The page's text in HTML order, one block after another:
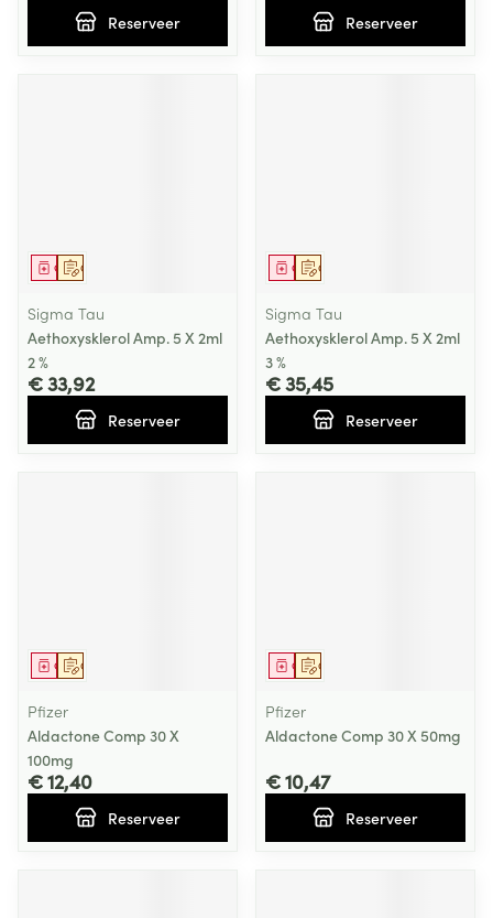
Reserveer Reserveer
Op voorschrift
Geneesmiddel
Sigma Tau
Aethoxysklerol Amp. 5 X 2ml
2 %
€ 33,92
Reserveer
Op voorschrift
Geneesmiddel
Sigma Tau
Aethoxysklerol Amp. 5 X 2ml
3 %
€ 35,45
Reserveer
Op voorschrift
Geneesmiddel
Pfizer
Aldactone Comp 30 X
100mg
€ 12,40
Reserveer
Op voorschrift
Geneesmiddel
Pfizer
Aldactone Comp 30 X 50mg
€ 10,47
Reserveer